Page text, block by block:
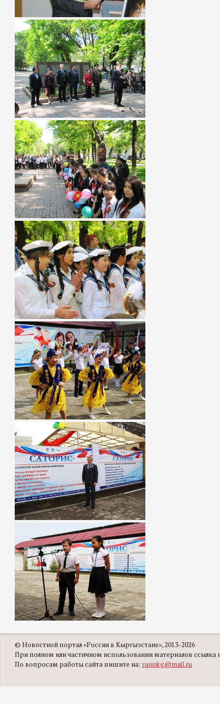
© Новостной портал «Россия в Кыргызстане», 2013-2026
При полном или частичном использовании материалов ссылка
По вопросам работы сайта пишите на: rusinkg@mail.ru